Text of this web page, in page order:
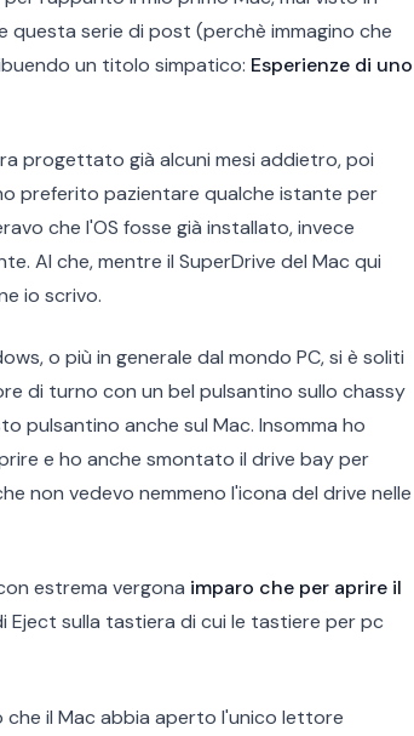
questa serie di post (perchè immagino che
un titolo simpatico: Esperienze di uno
progettato già alcuni mesi addietro, poi
preferito pazientare qualche istante per
che l'OS fosse già installato, invece
Al che, mentre il SuperDrive del Mac qui
io scrivo.
o più in generale dal mondo PC, si è soliti
di turno con un bel pulsantino sullo chassy
pulsantino anche sul Mac. Insomma ho
e ho anche smontato il drive bay per
non vedevo nemmeno l'icona del drive nelle
estrema vergona imparo che per aprire il
Eject sulla tastiera di cui le tastiere per pc
il Mac abbia aperto l'unico lettore